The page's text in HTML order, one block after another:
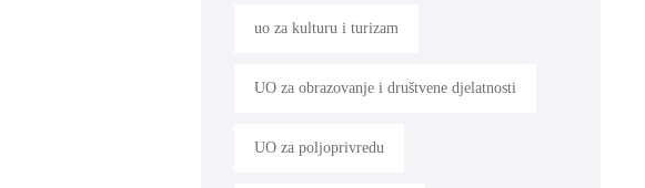
uo za kulturu i turizam
UO za obrazovanje i društvene djelatnosti
UO za poljoprivredu